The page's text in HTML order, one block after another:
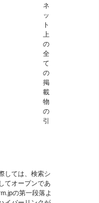
ネ
ッ
ト
上
の
全
て
の
掲
載
物
の
引
しては、検索シ
てオープンであ
の第一段落よ